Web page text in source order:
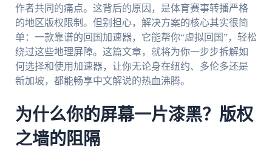
作者共同的痛点。这背后的原因，是体育赛事转播严格
的地区版权限制。但别担心，解决方案的核心其实很简
单：一款靠谱的回国加速器，它能帮你“虚拟回国”，轻松
绕过这些地理屏障。这篇文章，就将为你一步步拆解如
何选择和使用加速器，让你无论身在纽约、多伦多还是
新加坡，都能畅享中文解说的热血沸腾。
为什么你的屏幕一片漆黑？版权
之墙的阻隔